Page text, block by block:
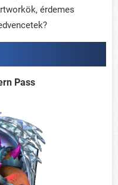
érdemes
Pass